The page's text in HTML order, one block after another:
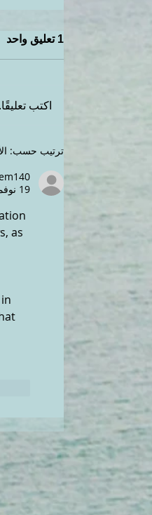
1 تعليق واحد
اكتب
ترتيب حسب:
19 نوفمبر 2024
as